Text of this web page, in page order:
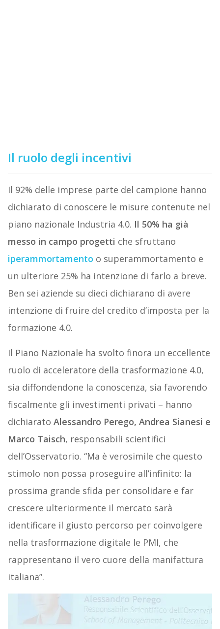
Il ruolo degli incentivi
Il 92% delle imprese parte del campione hanno
dichiarato di conoscere le misure contenute nel
piano nazionale Industria 4.0. Il 50% ha già
messo in campo progetti che sfruttano
iperammortamento o superammortamento e
un ulteriore 25% ha intenzione di farlo a breve.
Ben sei aziende su dieci dichiarano di avere
intenzione di fruire del credito d’imposta per la
formazione 4.0.
Il Piano Nazionale ha svolto finora un eccellente
ruolo di acceleratore della trasformazione 4.0,
sia diffondendone la conoscenza, sia favorendo
fiscalmente gli investimenti privati – hanno
dichiarato Alessandro Perego, Andrea Sianesi e
Marco Taisch, responsabili scientifici
dell’Osservatorio. “Ma è verosimile che questo
stimolo non possa proseguire all’infinito: la
prossima grande sfida per consolidare e far
crescere ulteriormente il mercato sarà
identificare il giusto percorso per coinvolgere
nella trasformazione digitale le PMI, che
rappresentano il vero cuore della manifattura
italiana”.